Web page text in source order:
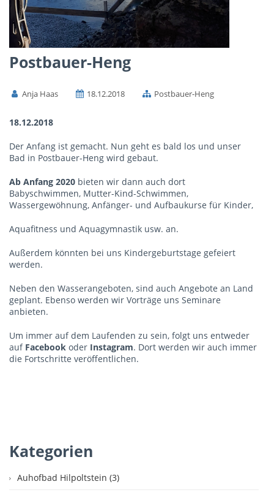
Postbauer-Heng
Anja Haas 18.12.2018 Postbauer-Heng
18.12.2018
Der Anfang ist gemacht. Nun geht es bald los und unser
Bad in Postbauer-Heng wird gebaut.
Ab Anfang 2020 bieten wir dann auch dort
Babyschwimmen, Mutter-Kind-Schwimmen,
Wassergewöhnung, Anfänger- und Aufbaukurse für Kinder,
Aquafitness und Aquagymnastik usw. an.
Außerdem könnten bei uns Kindergeburtstage gefeiert
werden.
Neben den Wasserangeboten, sind auch Angebote an Land
geplant. Ebenso werden wir Vorträge uns Seminare
anbieten.
Um immer auf dem Laufenden zu sein, folgt uns entweder
auf Facebook oder Instagram. Dort werden wir auch immer
die Fortschritte veröffentlichen.
Kategorien
Auhofbad Hilpoltstein (3)